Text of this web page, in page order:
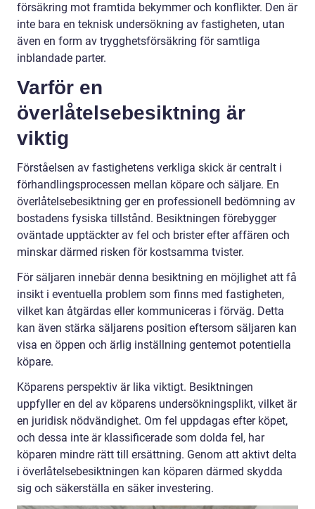
försäkring mot framtida bekymmer och konflikter. Den är
inte bara en teknisk undersökning av fastigheten, utan
även en form av trygghetsförsäkring för samtliga
inblandade parter.
Varför en
överlåtelsebesiktning är
viktig
Förståelsen av fastighetens verkliga skick är centralt i
förhandlingsprocessen mellan köpare och säljare. En
överlåtelsebesiktning ger en professionell bedömning av
bostadens fysiska tillstånd. Besiktningen förebygger
oväntade upptäckter av fel och brister efter affären och
minskar därmed risken för kostsamma tvister.
För säljaren innebär denna besiktning en möjlighet att få
insikt i eventuella problem som finns med fastigheten,
vilket kan åtgärdas eller kommuniceras i förväg. Detta
kan även stärka säljarens position eftersom säljaren kan
visa en öppen och ärlig inställning gentemot potentiella
köpare.
Köparens perspektiv är lika viktigt. Besiktningen
uppfyller en del av köparens undersökningsplikt, vilket är
en juridisk nödvändighet. Om fel uppdagas efter köpet,
och dessa inte är klassificerade som dolda fel, har
köparen mindre rätt till ersättning. Genom att aktivt delta
i överlåtelsebesiktningen kan köparen därmed skydda
sig och säkerställa en säker investering.